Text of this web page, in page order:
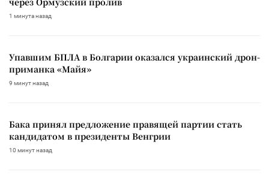
1 минута назад
Упавшим БПЛА в Болгарии оказался украинский дрон-
приманка «Майя»
9 минут назад
Бака принял предложение правящей партии стать
кандидатом в президенты Венгрии
10 минут назад